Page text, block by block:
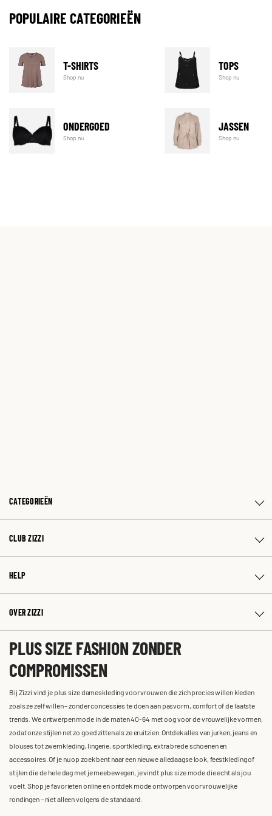
POPULAIRE CATEGORIEËN
T-SHIRTS
Shop nu
TOPS
Shop nu
ONDERGOED
Shop nu
JASSEN
Shop nu
CATEGORIEËN
CLUB ZIZZI
HELP
OVER ZIZZI
PLUS SIZE FASHION ZONDER
COMPROMISSEN
Bij Zizzi vind je plus size dameskleding voor vrouwen die zich precies willen kleden
zoals ze zelf willen – zonder concessies te doen aan pasvorm, comfort of de laatste
trends. We ontwerpen mode in de maten 40-64 met oog voor de vrouwelijke vormen,
zodat onze stijlen net zo goed zitten als ze eruitzien. Ontdek alles van jurken, jeans en
blouses tot zwemkleding, lingerie, sportkleding, extra brede schoenen en
accessoires. Of je nu op zoek bent naar een nieuwe alledaagse look, feestkleding of
stijlen die de hele dag met je meebewegen, je vindt plus size mode die echt als jou
voelt. Shop je favorieten online en ontdek mode ontworpen voor vrouwelijke
rondingen – niet alleen volgens de standaard.